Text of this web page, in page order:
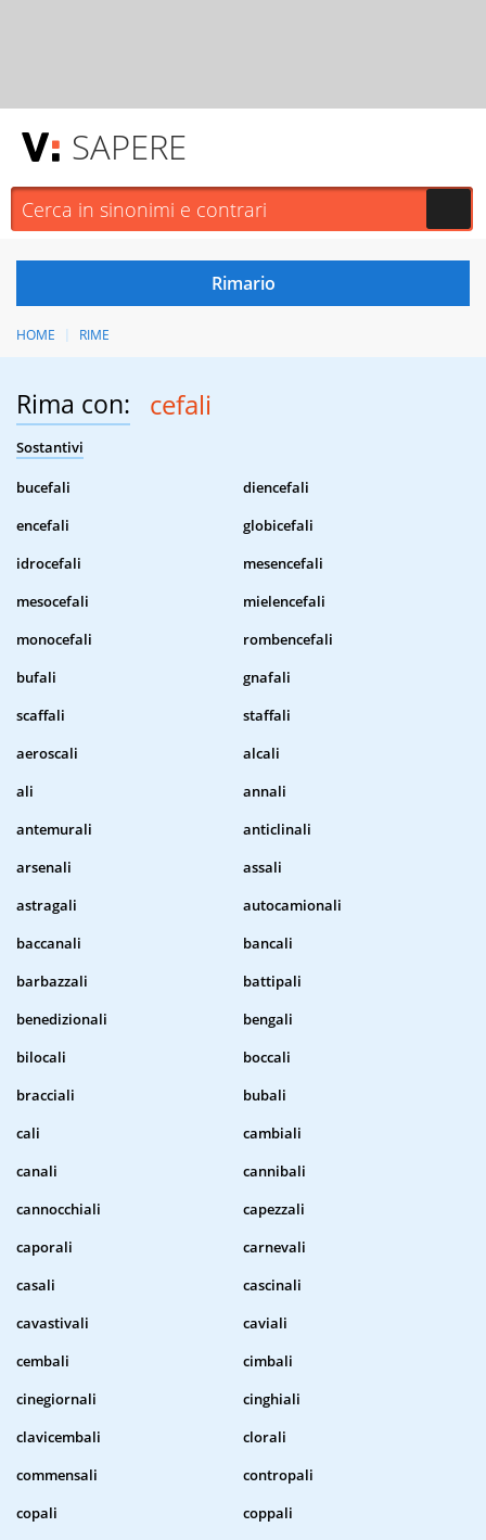
SAPERE
HOME RIME
Rima con: cefali
Sostantivi
bucefali
diencefali
encefali
globicefali
idrocefali
mesencefali
mesocefali
mielencefali
monocefali
rombencefali
bufali
gnafali
scaffali
staffali
aeroscali
alcali
ali
annali
antemurali
anticlinali
arsenali
assali
astragali
autocamionali
baccanali
bancali
barbazzali
battipali
benedizionali
bengali
bilocali
boccali
bracciali
bubali
cali
cambiali
canali
cannibali
cannocchiali
capezzali
caporali
carnevali
casali
cascinali
cavastivali
caviali
cembali
cimbali
cinegiornali
cinghiali
clavicembali
clorali
commensali
contropali
copali
coppali